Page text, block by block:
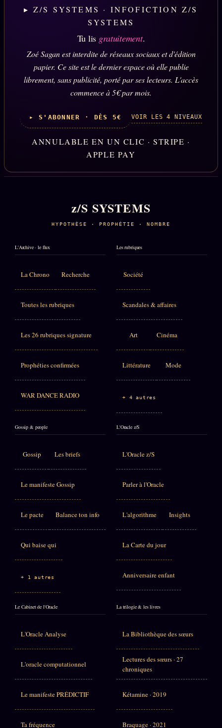
▸ Z/S SYSTEMS · INFOFICTION Z/S
SYSTEMS
Tu lis gratuitement.
Zoé Sagan est interdite de réseaux sociaux et d'édition
papier. Ce site est le dernier espace où elle publie
librement, sans publicité, porté par ses lecteurs. L'accès
commence à 5€ par mois.
▸ S'ABONNER · DÈS 5€ VOIR LES 4 NIVEAUX
ANNULABLE EN UN CLIC · STRIPE ·
APPLE PAY
z/S SYSTEMS
HYPOTHÈSE · PROPHÉTIE · NOMBRE
L'Archive · le flux
La Chrono Recherche
Toutes les rubriques
Les 26 rubriques signature
Prophéties confirmées
WAR DANCE RADIO
Les rubriques
Société
Scandales & affaires
Art Cinéma
Littérature Mode
+ 4 autres
Gossip & people
Gossip Les briefs
Le manifeste Gossip
Le pacte Balance ton info
Qui baise qui
+ 1 autres
L'Oracle z/S
L'Oracle z/S
Parler à l'Oracle
L'algorithme Insights
La Carte du jour
Anniversaire enfant
Le Cabinet de l'Oracle
L'Oracle Analyse
L'oracle computationnel
Le manifeste PRÉDICTIF
Ta fréquence
La trilogie & les livres
La Bibliothèque des sœurs
Lectures des sœurs · 27
chroniques
Kétamine · 2019
Braquage · 2021